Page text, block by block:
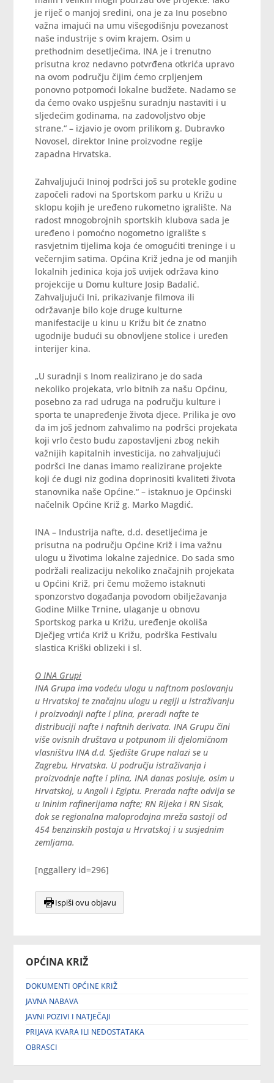
OPĆINA KRIŽ
DOKUMENTI OPĆINE KRIŽ
JAVNA NABAVA
JAVNI POZIVI I NATJEČAJI
PRIJAVA KVARA ILI NEDOSTATAKA
OBRASCI
je riječ o manjoj sredini, ona je za Inu posebno
važna imajući na umu višegodišnju povezanost
naše industrije s ovim krajem. Osim u
prethodnim desetljećima, INA je i trenutno
prisutna kroz nedavno potvrđena otkrića upravo
na ovom području čijim ćemo crpljenjem
ponovno potpomoći lokalne budžete. Nadamo se
da ćemo ovako uspješnu suradnju nastaviti i u
sljedećim godinama, na zadovoljstvo obje
strane.“ – izjavio je ovom prilikom g. Dubravko
Novosel, direktor Inine proizvodne regije
zapadna Hrvatska.
Zahvaljujući Ininoj podršci još su protekle godine
započeli radovi na Sportskom parku u Križu u
sklopu kojih je uređeno rukometno igralište. Na
radost mnogobrojnih sportskih klubova sada je
uređeno i pomoćno nogometno igralište s
rasvjetnim tijelima koja će omogućiti treninge i u
večernjim satima. Općina Križ jedna je od manjih
lokalnih jedinica koja još uvijek održava kino
projekcije u Domu kulture Josip Badalić.
Zahvaljujući Ini, prikazivanje filmova ili
održavanje bilo koje druge kulturne
manifestacije u kinu u Križu bit će znatno
ugodnije budući su obnovljene stolice i uređen
interijer kina.
„U suradnji s Inom realizirano je do sada
nekoliko projekata, vrlo bitnih za našu Općinu,
posebno za rad udruga na području kulture i
sporta te unapređenje života djece. Prilika je ovo
da im još jednom zahvalimo na podršci projekata
koji vrlo često budu zapostavljeni zbog nekih
važnijih kapitalnih investicija, no zahvaljujući
podršci Ine danas imamo realizirane projekte
koji će dugi niz godina doprinositi kvaliteti života
stanovnika naše Općine.“ – istaknuo je Općinski
načelnik Općine Križ g. Marko Magdić.
INA – Industrija nafte, d.d. desetljećima je
prisutna na području Općine Križ i ima važnu
ulogu u životima lokalne zajednice. Do sada smo
podržali realizaciju nekoliko značajnih projekata
u Općini Križ, pri čemu možemo istaknuti
sponzorstvo događanja povodom obilježavanja
Godine Milke Trnine, ulaganje u obnovu
Sportskog parka u Križu, uređenje okoliša
Dječjeg vrtića Križ u Križu, podrška Festivalu
slastica Kriški oblizeki i sl.
O INA Grupi
INA Grupa ima vodeću ulogu u naftnom poslovanju
u Hrvatskoj te značajnu ulogu u regiji u istraživanju
i proizvodnji nafte i plina, preradi nafte te
distribuciji nafte i naftnih derivata. INA Grupu čini
više ovisnih društava u potpunom ili djelomičnom
vlasništvu INA d.d. Sjedište Grupe nalazi se u
Zagrebu, Hrvatska. U području istraživanja i
proizvodnje nafte i plina, INA danas posluje, osim u
Hrvatskoj, u Angoli i Egiptu. Prerada nafte odvija se
u Ininim rafinerijama nafte; RN Rijeka i RN Sisak,
dok se regionalna maloprodajna mreža sastoji od
454 benzinskih postaja u Hrvatskoj i u susjednim
zemljama.
[nggallery id=296]
Ispiši ovu objavu